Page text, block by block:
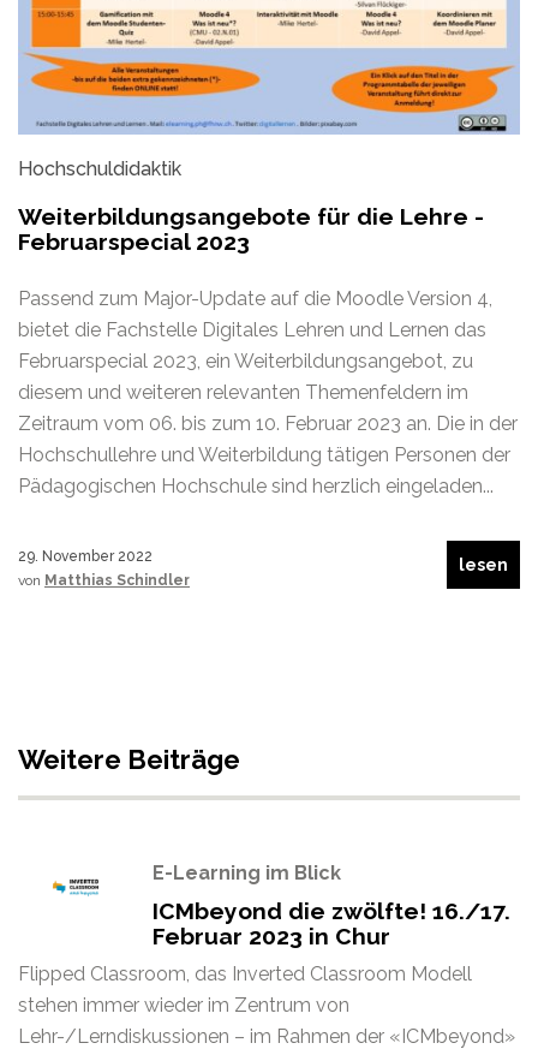
Hochschuldidaktik
Weiterbildungsangebote für die Lehre -
Februarspecial 2023
Passend zum Major-Update auf die Moodle Version 4,
bietet die Fachstelle Digitales Lehren und Lernen das
Februarspecial 2023, ein Weiterbildungsangebot, zu
diesem und weiteren relevanten Themenfeldern im
Zeitraum vom 06. bis zum 10. Februar 2023 an. Die in der
Hochschullehre und Weiterbildung tätigen Personen der
Pädagogischen Hochschule sind herzlich eingeladen...
29. November 2022
von Matthias Schindler
lesen
Weitere Beiträge
E-Learning im Blick
ICMbeyond die zwölfte! 16./17.
Februar 2023 in Chur
Flipped Classroom, das Inverted Classroom Modell
stehen immer wieder im Zentrum von
Lehr-/Lerndiskussionen – im Rahmen der «ICMbeyond»